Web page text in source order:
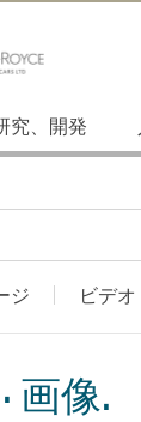
究、開発
ジ ビデオ
画像.